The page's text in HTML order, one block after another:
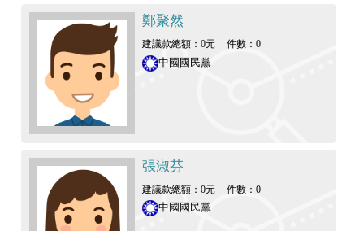
鄭聚然
建議款總額：0元 件數：0
中國國民黨
張淑芬
建議款總額：0元 件數：0
中國國民黨